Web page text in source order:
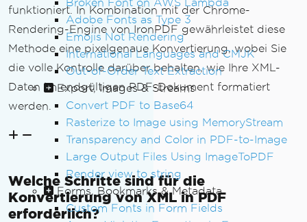
Broken Font on AWS Lambda
Adobe Fonts as Type 3
Emojis Not Rendering
International Languages and CMJK
Out-of-Order Text Extraction
Export, Images & Streams
Convert PDF to Base64
Rasterize to Image using MemoryStream
Transparency and Color in PDF-to-Image
Large Output Files Using ImageToPDF
Render view to string
Forms, Bookmarks & Metadata
Custom Fonts in Form Fields
funktioniert. In Kombination mit der Chrome-
Rendering-Engine von IronPDF gewährleistet diese
Methode eine pixelgenaue Konvertierung, wobei Sie
die volle Kontrolle darüber behalten, wie Ihre XML-
Daten im endgültigen PDF-Dokument formatiert
werden.
Welche Schritte sind für die
Konvertierung von XML in PDF
erforderlich?